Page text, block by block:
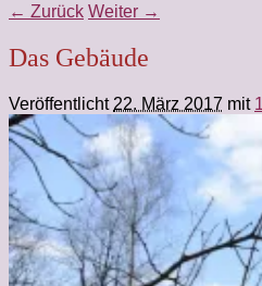
← Zurück Weiter →
Das Gebäude
Veröffentlicht 22. März 2017 mit